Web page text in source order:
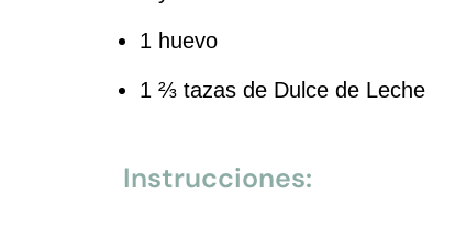
1 huevo
1 ⅔ tazas de Dulce de Leche
Instrucciones: